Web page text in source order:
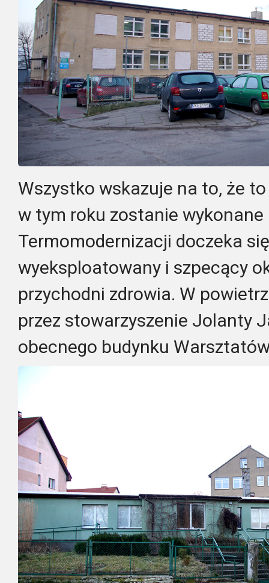
Wszystko wskazuje na to, że
w tym roku zostanie wykonane
Termomodernizacji doczeka
wyeksploatowany i szpecący
przychodni zdrowia. W
przez stowarzyszenie Jolanty
obecnego budynku